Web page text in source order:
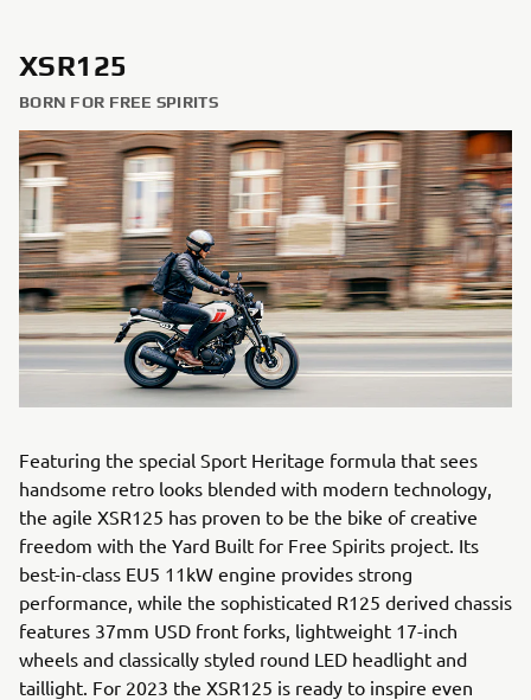
XSR125
BORN FOR FREE SPIRITS
Featuring the special Sport Heritage formula that sees
handsome retro looks blended with modern technology,
the agile XSR125 has proven to be the bike of creative
freedom with the Yard Built for Free Spirits project. Its
best-in-class EU5 11kW engine provides strong
performance, while the sophisticated R125 derived chassis
features 37mm USD front forks, lightweight 17-inch
wheels and classically styled round LED headlight and
taillight. For 2023 the XSR125 is ready to inspire even